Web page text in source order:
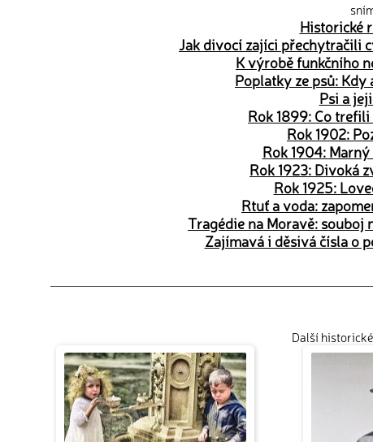
Historické
Jak divocí zajíci přechytračili
K výrobě funkčního
Poplatky ze psů: Kdy
Psi a
Rok 1899: Co
Rok 1902:
Rok 1904:
Rok 1923: Divoká
Rok 1925:
Rtuť a voda:
Tragédie na Moravě:
Zajímavá i děsivá čísla o
Další